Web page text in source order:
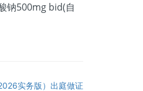
钠500mg bid(自
实务版）出庭做证